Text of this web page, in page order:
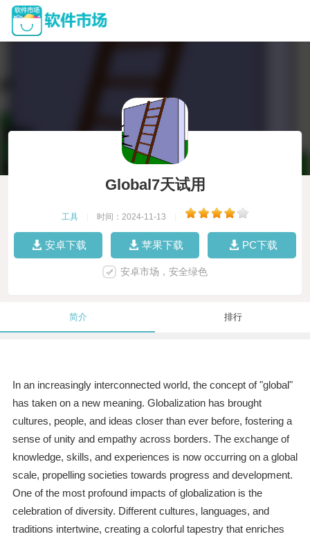
Global7天试用
工具 时间：2024-11-13
安卓下载 苹果下载 PC下载
安卓市场，安全绿色
简介 排行
In an increasingly interconnected world, the concept of "global"
has taken on a new meaning. Globalization has brought
cultures, people, and ideas closer than ever before, fostering a
sense of unity and empathy across borders. The exchange of
knowledge, skills, and experiences is now occurring on a global
scale, propelling societies towards progress and development.
One of the most profound impacts of globalization is the
celebration of diversity. Different cultures, languages, and
traditions intertwine, creating a colorful tapestry that enriches